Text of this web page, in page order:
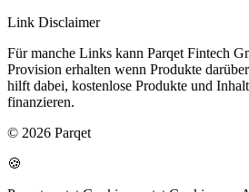
Link Disclaimer
Für manche Links kann Parqet Fintech
Provision erhalten wenn Produkte
hilft dabei, kostenlose Produkte und
finanzieren.
© 2026 Parqet
🍪